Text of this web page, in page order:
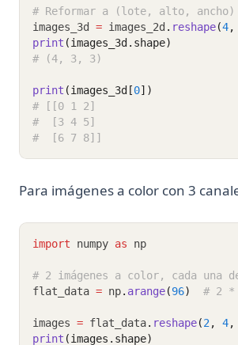
# Reformar a (lote, alto, ancho)
images_3d = images_2d . reshape(4,
print (images_3d.shape)
# (4, 3, 3)
print (images_3d[0])
# [[0 1 2]
#  [3 4 5]
#  [6 7 8]]
Para imágenes a color con 3
import numpy as np
# 2 imágenes a color, cada una
flat_data = np. arange(96) # 2 *
images = flat_data. reshape(2 , 4,
print (images.shape)